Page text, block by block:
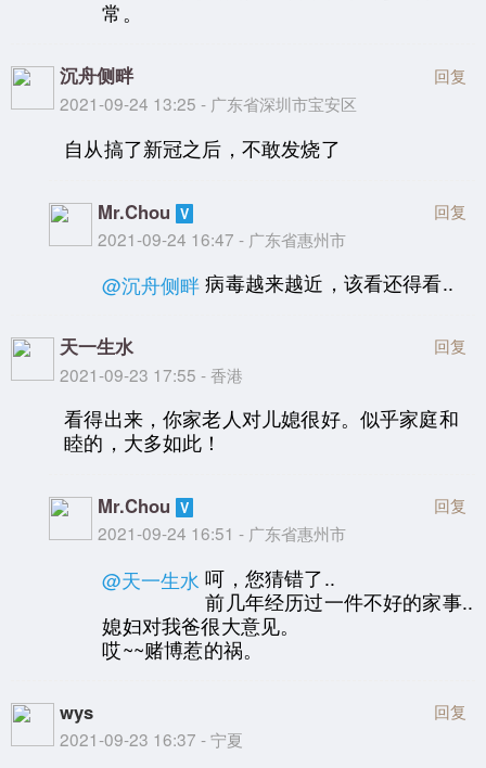
常。
沉舟侧畔
2021-09-24 13:25 - 广东省深圳市宝安区
回复
自从搞了新冠之后，不敢发烧了
Mr.Chou
2021-09-24 16:47 - 广东省惠州市
回复
@沉舟侧畔 病毒越来越近，该看还得看..
天一生水
2021-09-23 17:55 - 香港
回复
看得出来，你家老人对儿媳很好。似乎家庭和
睦的，大多如此！
Mr.Chou
2021-09-24 16:51 - 广东省惠州市
回复
@天一生水 呵，您猜错了..
前几年经历过一件不好的家事..
媳妇对我爸很大意见。
哎~~赌博惹的祸。
wys
2021-09-23 16:37 - 宁夏
回复